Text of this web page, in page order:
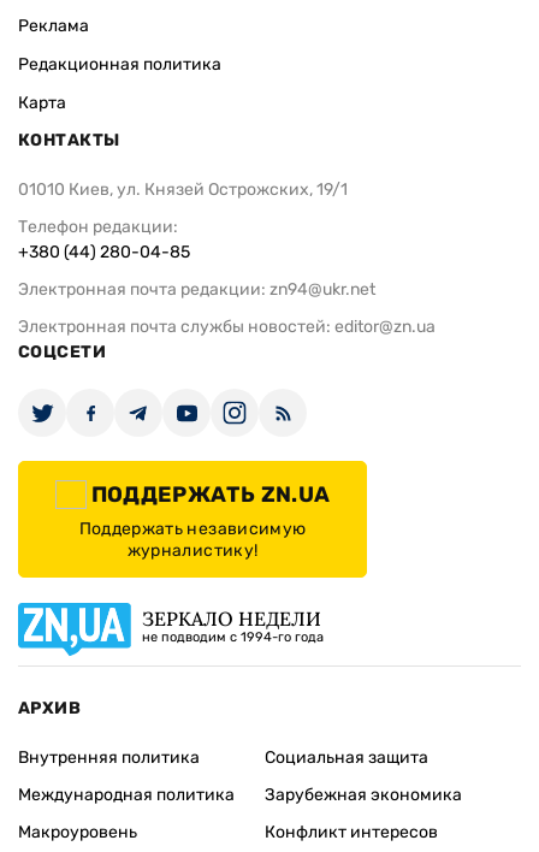
Реклама
Редакционная политика
Карта
КОНТАКТЫ
01010 Киев, ул. Князей Острожских, 19/1
Телефон редакции:
+380 (44) 280-04-85
Электронная почта редакции: zn94@ukr.net
Электронная почта службы новостей: editor@zn.ua
СОЦСЕТИ
ПОДДЕРЖАТЬ ZN.UA
Поддержать независимую
журналистику!
ЗЕРКАЛО НЕДЕЛИ
не подводим с 1994-го года
АРХИВ
Внутренняя политика
Международная политика
Макроуровень
Социальная защита
Зарубежная экономика
Конфликт интересов